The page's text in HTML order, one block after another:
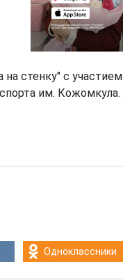
стенку" с участием
им. Кожомкула.
Одноклассники